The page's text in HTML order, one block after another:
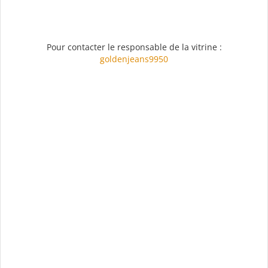
Pour contacter le responsable de la vitrine :
goldenjeans9950